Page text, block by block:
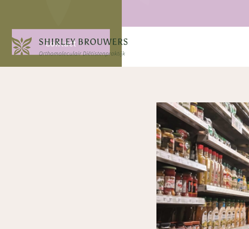
Contact